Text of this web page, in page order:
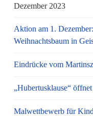
Dezember 2023
Aktion am 1.
Weihnachtsbaum in
Eindrücke vom
„Hubertusklause“
Malwettbewerb für